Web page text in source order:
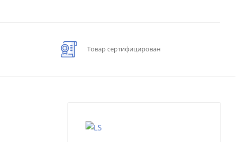
Товар сертифицирован